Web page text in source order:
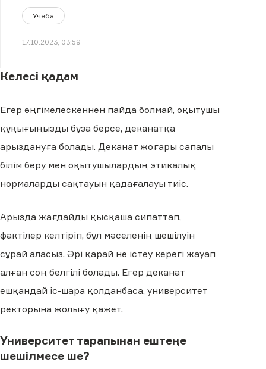
Учеба
17.10.2023, 03:59
Келесі қадам
Егер әңгімелескеннен пайда болмай, оқытушы
құқығыңызды бұза берсе, деканатқа
арыздануға болады. Деканат жоғары сапалы
білім беру мен оқытушылардың этикалық
нормаларды сақтауын қадағалауы тиіс.
Арызда жағдайды қысқаша сипаттап,
фактілер келтіріп, бұл мәселенің шешілуін
сұрай аласыз. Әрі қарай не істеу керегі жауап
алған соң белгілі болады. Егер деканат
ешқандай іс-шара қолданбаса, университет
ректорына жолығу қажет.
Университет тарапынан ештеңе
шешілмесе ше?